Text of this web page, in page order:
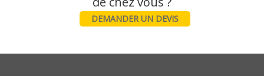
DEMANDER UN DEVIS